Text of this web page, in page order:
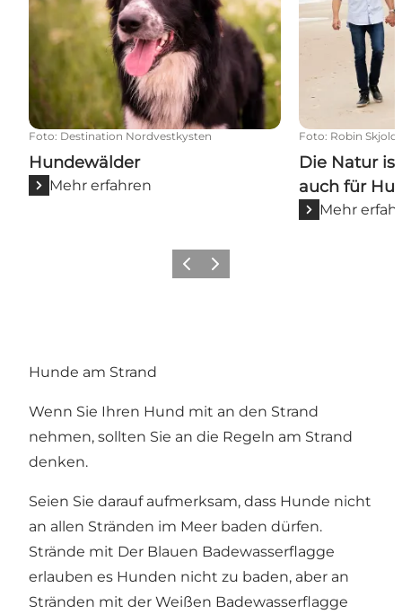
Foto: Destination Nordvestkysten
Hundewälder
Mehr erfahren
Foto: Robin
Die Natur
auch für
Mehr
ZurückWeiter
Hunde am Strand
Wenn Sie Ihren Hund mit an den Strand
nehmen, sollten Sie an die Regeln am Strand
denken.
Seien Sie darauf aufmerksam, dass Hunde nicht
an allen Stränden im Meer baden dürfen.
Strände mit Der Blauen Badewasserflagge
erlauben es Hunden nicht zu baden, aber an
Stränden mit der Weißen Badewasserflagge